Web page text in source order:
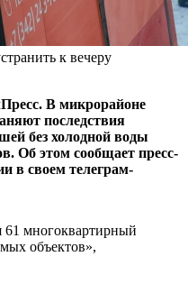
к вечеру
В микрорайоне
последствия
без холодной воды
Об этом сообщает пресс-
в своем телеграм-
61 многоквартирный
объектов»,